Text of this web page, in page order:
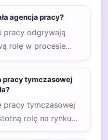
agencja pracy?
pracy odgrywają
rolę w procesie
zatrudnienia,
pracy tymczasowej
pracy tymczasowej
rolę na rynku
elastyczne